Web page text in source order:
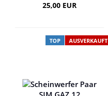
25,00 EUR
TOP AUSVERKAUFT